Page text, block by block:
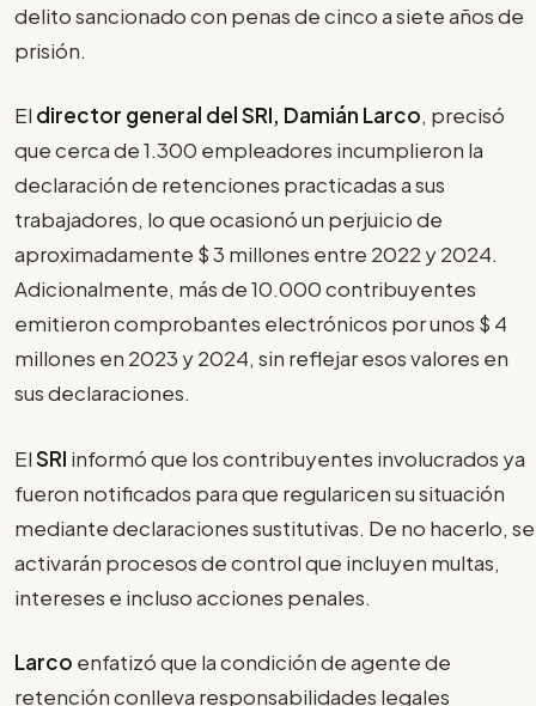
delito sancionado con penas de cinco a siete años de
prisión.
El director general del SRI, Damián Larco, precisó
que cerca de 1.300 empleadores incumplieron la
declaración de retenciones practicadas a sus
trabajadores, lo que ocasionó un perjuicio de
aproximadamente $ 3 millones entre 2022 y 2024.
Adicionalmente, más de 10.000 contribuyentes
emitieron comprobantes electrónicos por unos $ 4
millones en 2023 y 2024, sin reflejar esos valores en
sus declaraciones.
ElSRI informó que los contribuyentes involucrados ya
fueron notificados para que regularicen su situación
mediante declaraciones sustitutivas. De no hacerlo, se
activarán procesos de control que incluyen multas,
intereses e incluso acciones penales.
Larco enfatizó que la condición de agente de
retención conlleva responsabilidades legales